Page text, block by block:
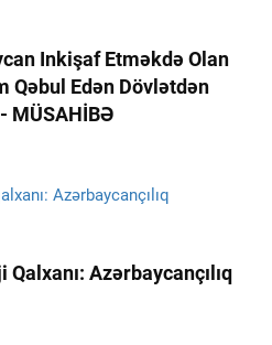
Inkişaf Etməkdə Olan
Qəbul Edən Dövlətdən
MÜSAHİBƏ
Azərbaycançılıq